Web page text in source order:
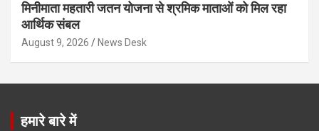
मिनीमाता महतारी जतन योजना से श्रमिक माताओं को मिल रहा
आर्थिक संबल
August 9, 2026 News Desk
हमारे बारे में